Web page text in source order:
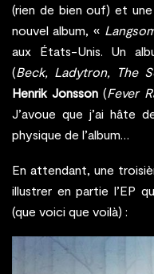
(rien de bien ouf) et
nouvel album, «
aux États-Unis. Un
(Beck, Ladytron, The
Henrik Jonsson (Fever
J’avoue que j’ai hâte
physique de l’album…
En attendant, une
illustrer en partie l’EP
(que voici que voilà) :